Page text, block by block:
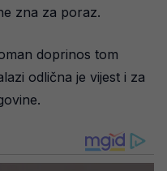
zna za poraz.
doprinos tom
odlična je vijest i za